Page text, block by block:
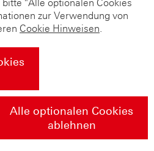
"Alle optionalen Cookies
zur Verwendung von
Cookie Hinweisen.
Alle optionalen Cookies
ablehnen